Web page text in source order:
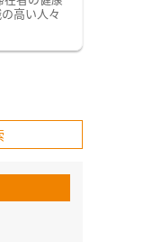
高い人々